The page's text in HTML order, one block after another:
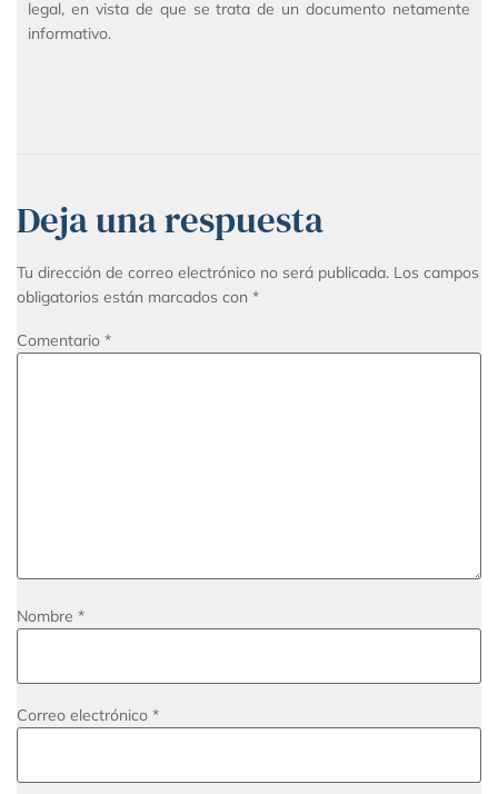
legal, en vista de que se trata de un documento netamente
informativo.
Deja una respuesta
Tu dirección de correo electrónico no será publicada. Los campos
obligatorios están marcados con *
Comentario *
Nombre *
Correo electrónico *